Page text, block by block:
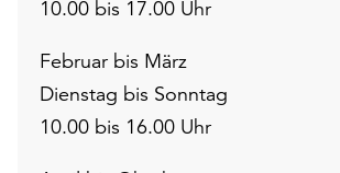
10.00 bis 17.00 Uhr
Februar bis März
Dienstag bis Sonntag
10.00 bis 16.00 Uhr